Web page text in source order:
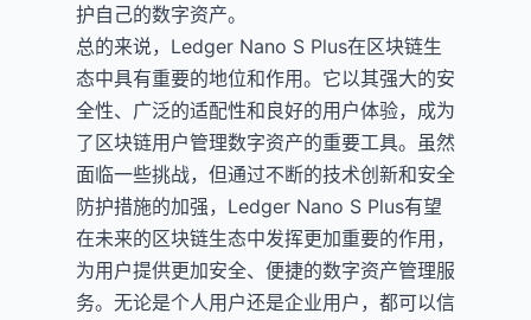
护自己的数字资产。
总的来说，Ledger Nano S Plus在区块链生
态中具有重要的地位和作用。它以其强大的安
全性、广泛的适配性和良好的用户体验，成为
了区块链用户管理数字资产的重要工具。虽然
面临一些挑战，但通过不断的技术创新和安全
防护措施的加强，Ledger Nano S Plus有望
在未来的区块链生态中发挥更加重要的作用，
为用户提供更加安全、便捷的数字资产管理服
务。无论是个人用户还是企业用户，都可以信